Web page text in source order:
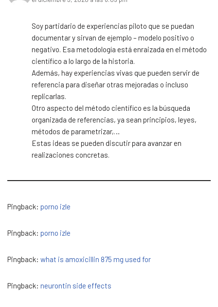
Soy partidario de experiencias piloto que se puedan
documentar y sirvan de ejemplo – modelo positivo o
negativo. Esa metodología está enraizada en el método
científico a lo largo de la historia.
Además, hay experiencias vivas que pueden servir de
referencia para diseñar otras mejoradas o incluso
replicarlas.
Otro aspecto del método científico es la búsqueda
organizada de referencias, ya sean principios, leyes,
métodos de parametrizar,…
Estas ideas se pueden discutir para avanzar en
realizaciones concretas.
Pingback: porno izle
Pingback: porno izle
Pingback: what is amoxicillin 875 mg used for
Pingback: neurontin side effects